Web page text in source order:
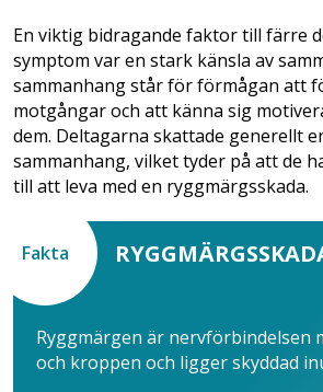
En viktig bidragande faktor till färre
symptom var en stark känsla av
sammanhang står för förmågan att
motgångar och att känna sig
dem. Deltagarna skattade generellt
sammanhang, vilket tyder på att de
till att leva med en ryggmärgsskada.
Fakta
Ryggmärgen är nervförbindelsen
och kroppen och ligger skyddad